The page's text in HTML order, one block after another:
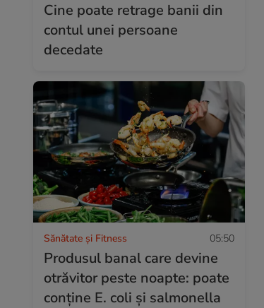
Cine poate retrage banii din
contul unei persoane
decedate
Sănătate și Fitness 05:50
Produsul banal care devine
otrăvitor peste noapte: poate
conține E. coli și salmonella